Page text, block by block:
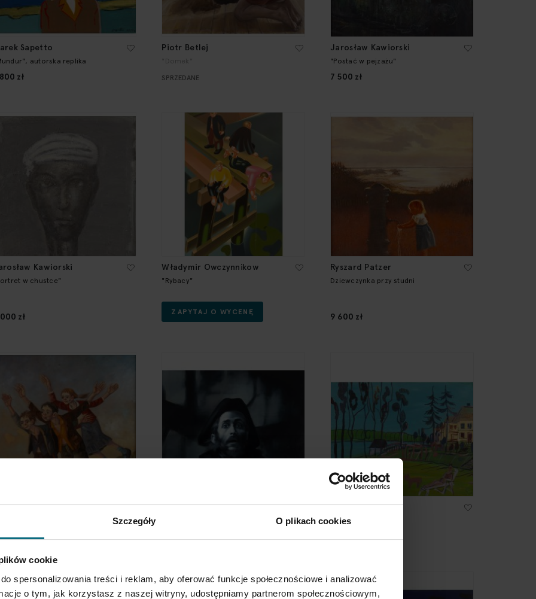
Szczegóły O plikach cookies
cookie
spersonalizowania treści i reklam, aby oferować funkcje społecznościowe i analizować
o tym, jak korzystasz z naszej witryny, udostępniamy partnerom społecznościowym,
Sapetto
autorska replika
zł
Piotr Betlej
SPRZEDANE
Jarosław Kawiorski
"Postać w pejzażu"
7 500 zł
Kawiorski
w chustce"
zł
Władymir Owczynnikow
"Rybacy"
ZAPYTAJ O WYCENĘ
Ryszard Patzer
Dziewczynka przy studni
9 600 zł
Miliński
zł
Patrycja Piętka
"W pewnym sensie traktuj mnie jak
Edward Dwurnik
"Dębowa Góra"